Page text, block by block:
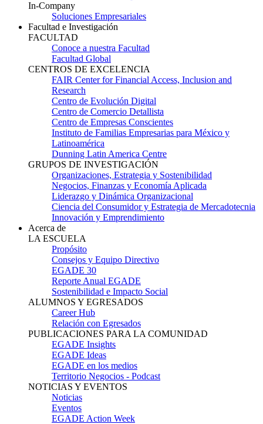
In-Company
Soluciones Empresariales
Facultad e Investigación
FACULTAD
Conoce a nuestra Facultad
Facultad Global
CENTROS DE EXCELENCIA
FAIR Center for Financial Access, Inclusion and
Research
Centro de Evolución Digital
Centro de Comercio Detallista
Centro de Empresas Conscientes
Instituto de Familias Empresarias para México y
Latinoamérica
Dunning Latin America Centre
GRUPOS DE INVESTIGACIÓN
Organizaciones, Estrategia y Sostenibilidad
Negocios, Finanzas y Economía Aplicada
Liderazgo y Dinámica Organizacional
Ciencia del Consumidor y Estrategia de Mercadotecnia
Innovación y Emprendimiento
Acerca de
LA ESCUELA
Propósito
Consejos y Equipo Directivo
EGADE 30
Reporte Anual EGADE
Sostenibilidad e Impacto Social
ALUMNOS Y EGRESADOS
Career Hub
Relación con Egresados
PUBLICACIONES PARA LA COMUNIDAD
EGADE Insights
EGADE Ideas
EGADE en los medios
Territorio Negocios - Podcast
NOTICIAS Y EVENTOS
Noticias
Eventos
EGADE Action Week